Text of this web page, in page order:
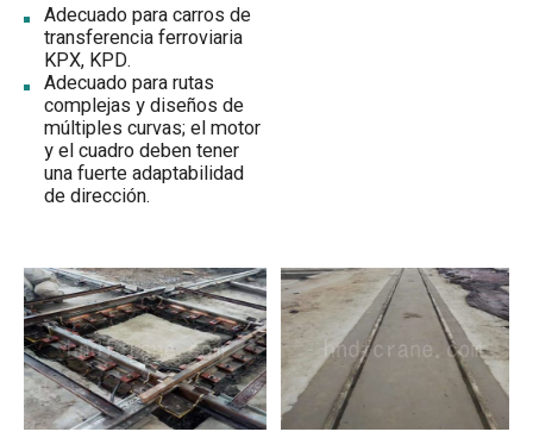
Adecuado para carros de
transferencia ferroviaria
KPX, KPD.
Adecuado para rutas
complejas y diseños de
múltiples curvas; el motor
y el cuadro deben tener
una fuerte adaptabilidad
de dirección.